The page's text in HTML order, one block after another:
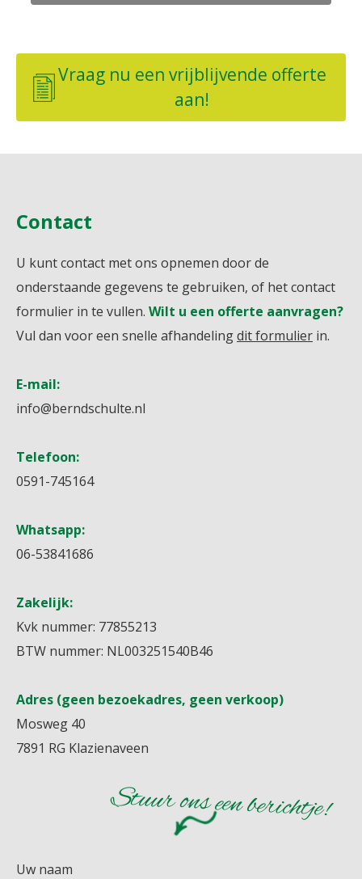
Vraag nu een vrijblijvende offerte
aan!
Contact
U kunt contact met ons opnemen door de
onderstaande gegevens te gebruiken, of het contact
formulier in te vullen. Wilt u een offerte aanvragen?
Vul dan voor een snelle afhandelingdit formulier in.
E-mail:
info@berndschulte.nl
Telefoon:
0591-745164
Whatsapp:
06-53841686
Zakelijk:
Kvk nummer: 77855213
BTW nummer: NL003251540B46
Adres (geen bezoekadres, geen verkoop)
Mosweg 40
7891 RG Klazienaveen
Stuur ons een berichtje!
Uw naam